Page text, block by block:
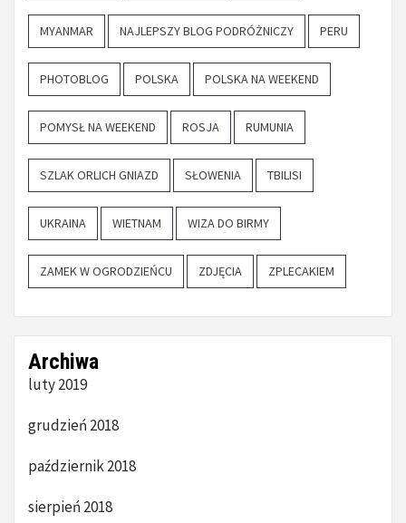
MYANMAR NAJLEPSZY BLOG PODRÓŻNICZY PERU
PHOTOBLOG POLSKA POLSKA NA WEEKEND
POMYSŁ NA WEEKEND ROSJA RUMUNIA
SZLAK ORLICH GNIAZD SŁOWENIA TBILISI
UKRAINA WIETNAM WIZA DO BIRMY
ZAMEK W OGRODZIEŃCU ZDJĘCIA ZPLECAKIEM
Archiwa
luty 2019
grudzień 2018
październik 2018
sierpień 2018